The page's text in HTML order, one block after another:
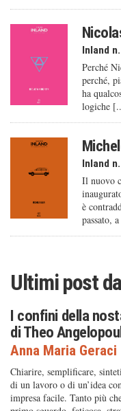
Inland
Perché
perché,
ha
logiche
Inland
Il nuovo
è
passato,
Ultimi post dal
I confini della
di Theo
Anna Maria Geraci
Chiarire, semplificare,
di un lavoro o di un’idea
impresa facile. Tanto più